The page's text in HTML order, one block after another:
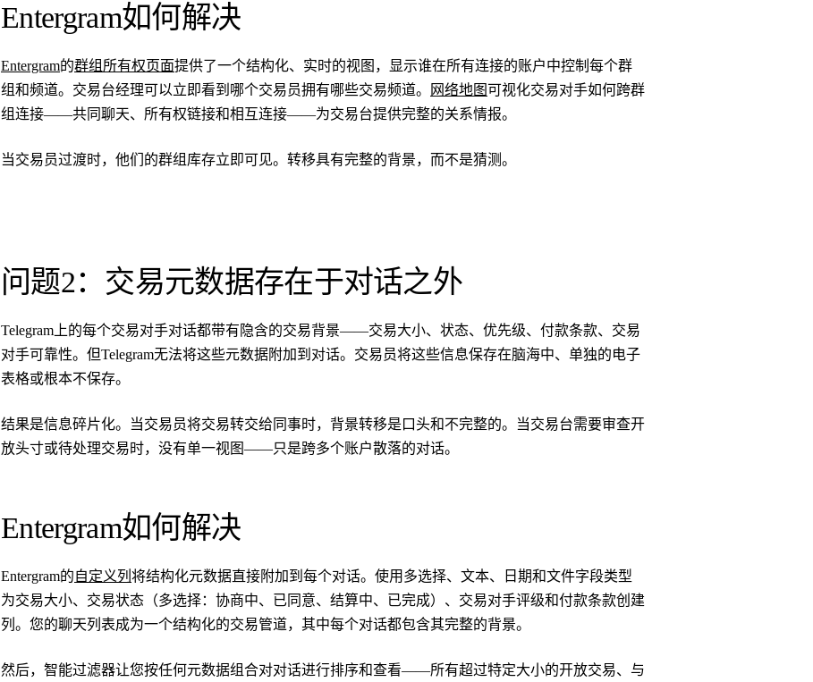
Entergram如何解决
Entergram的群组所有权页面提供了一个结构化、实时的视图，显示谁在所有连接的账户中控制每个群
组和频道。交易台经理可以立即看到哪个交易员拥有哪些交易频道。
网络地图可视化交易对手如何跨群
组连接——共同聊天、所有权链接和相互连接——为交易台提供完整的关系情报。
当交易员过渡时，他们的群组库存立即可见。转移具有完整的背景，而不是猜测。
问题2：交易元数据存在于对话之外
Telegram上的每个交易对手对话都带有隐含的交易背景——交易大小、状态、优先级、付款条款、交易
对手可靠性。但Telegram无法将这些元数据附加到对话。交易员将这些信息保存在脑海中、单独的电子
表格或根本不保存。
结果是信息碎片化。当交易员将交易转交给同事时，背景转移是口头和不完整的。当交易台需要审查开
放头寸或待处理交易时，没有单一视图——只是跨多个账户散落的对话。
Entergram如何解决
Entergram的自定义列 将结构化元数据直接附加到每个对话。使用多选择、文本、日期和文件字段类型
为交易大小、交易状态（多选择：协商中、已同意、结算中、已完成）、交易对手评级和付款条款创建
列。您的聊天列表成为一个结构化的交易管道，其中每个对话都包含其完整的背景。
然后，智能过滤器让您按任何元数据组合对对话进行排序和查看——所有超过特定大小的开放交易、与